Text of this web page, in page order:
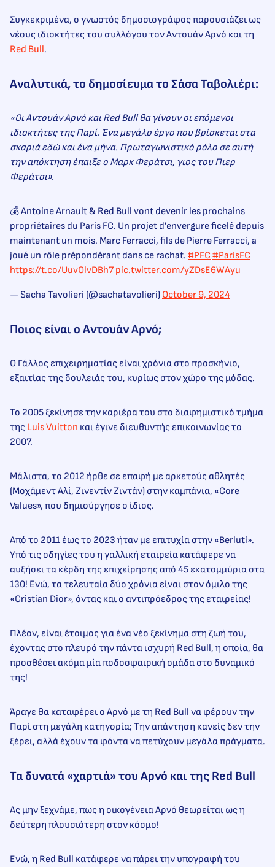
Συγκεκριμένα, ο γνωστός δημοσιογράφος παρουσιάζει ως
νέους ιδιοκτήτες του συλλόγου τον Αντουάν Αρνό και τη
Red Bull.
Αναλυτικά, το δημοσίευμα το Σάσα Ταβολιέρι:
«Οι Αντουάν Αρνό και Red Bull θα γίνουν οι επόμενοι
ιδιοκτήτες της Παρί. Ένα μεγάλο έργο που βρίσκεται στα
σκαριά εδώ και ένα μήνα. Πρωταγωνιστικό ρόλο σε αυτή
την απόκτηση έπαιξε ο Μαρκ Φεράτσι, γιος του Πιερ
Φεράτσι».
💰 Antoine Arnault & Red Bull vont devenir les prochains
propriétaires du Paris FC. Un projet d’envergure ficelé depuis
maintenant un mois. Marc Ferracci, fils de Pierre Ferracci, a
joué un rôle prépondérant dans ce rachat. #PFC #ParisFC
https://t.co/UuvOlvDBh7 pic.twitter.com/yZDsE6WAyu
— Sacha Tavolieri (@sachatavolieri) October 9, 2024
Ποιος είναι ο Αντουάν Αρνό;
Ο Γάλλος επιχειρηματίας είναι χρόνια στο προσκήνιο,
εξαιτίας της δουλειάς του, κυρίως στον χώρο της μόδας.
Το 2005 ξεκίνησε την καριέρα του στο διαφημιστικό τμήμα
της Luis Vuitton και έγινε διευθυντής επικοινωνίας το
2007.
Μάλιστα, το 2012 ήρθε σε επαφή με αρκετούς αθλητές
(Μοχάμεντ Αλί, Ζινεντίν Ζιντάν) στην καμπάνια, «Core
Values», που δημιούργησε ο ίδιος.
Από το 2011 έως το 2023 ήταν με επιτυχία στην «Berluti».
Υπό τις οδηγίες του η γαλλική εταιρεία κατάφερε να
αυξήσει τα κέρδη της επιχείρησης από 45 εκατομμύρια στα
130! Ενώ, τα τελευταία δύο χρόνια είναι στον όμιλο της
«Cristian Dior», όντας και ο αντιπρόεδρος της εταιρείας!
Πλέον, είναι έτοιμος για ένα νέο ξεκίνημα στη ζωή του,
έχοντας στο πλευρό την πάντα ισχυρή Red Bull, η οποία, θα
προσθέσει ακόμα μία ποδοσφαιρική ομάδα στο δυναμικό
της!
Άραγε θα καταφέρει ο Αρνό με τη Red Bull να φέρουν την
Παρί στη μεγάλη κατηγορία; Την απάντηση κανείς δεν την
ξέρει, αλλά έχουν τα φόντα να πετύχουν μεγάλα πράγματα.
Τα δυνατά «χαρτιά» του Αρνό και της Red Bull
Ας μην ξεχνάμε, πως η οικογένεια Αρνό θεωρείται ως η
δεύτερη πλουσιότερη στον κόσμο!
Ενώ, η Red Bull κατάφερε να πάρει την υπογραφή του